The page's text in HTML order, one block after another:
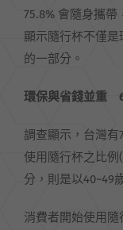
75.8% 會隨身攜帶
顯示隨行杯不僅
的一部分。
環保與省錢並重
調查顯示，台灣
使用隨行杯之比例
分，則是以40~49
消費者開始使用隨